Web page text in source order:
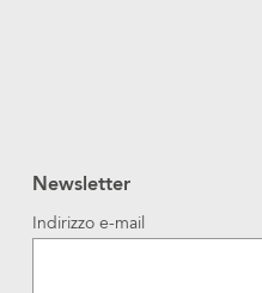
Newsletter
Indirizzo e-mail